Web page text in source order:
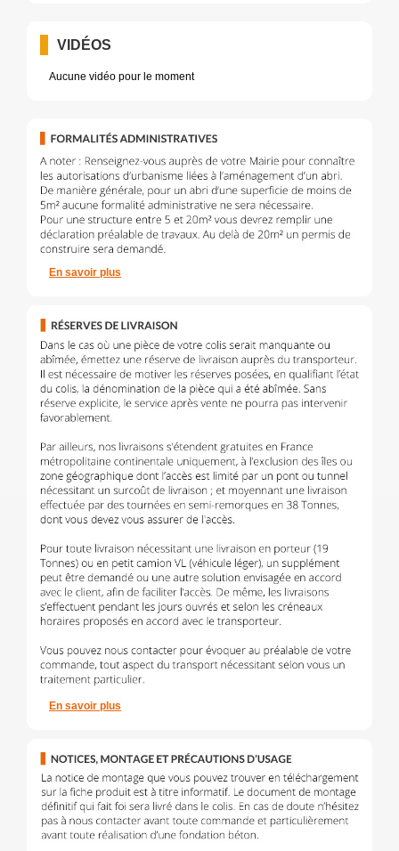
VIDÉOS
Aucune vidéo pour le moment
En savoir plus
En savoir plus